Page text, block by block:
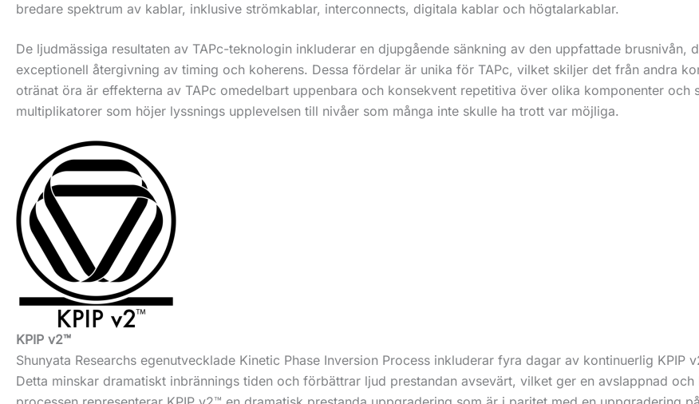
bredare spektrum av kablar, inklusive strömkablar, interconnects, digitala kablar och högtalarkablar.
De ljudmässiga resultaten av TAPc-teknologin inkluderar en djupgående sänkning av den uppfattade brusnivån,
exceptionell återgivning av timing och koherens. Dessa fördelar är unika för TAPc, vilket skiljer det från andra
otränat öra är effekterna av TAPc omedelbart uppenbara och konsekvent repetitiva över olika komponenter
multiplikatorer som höjer lyssnings upplevelsen till nivåer som många inte skulle ha trott var möjliga.
KPIP v2™
Shunyata Researchs egenutvecklade Kinetic Phase Inversion Process inkluderar fyra dagar av kontinuerlig
Detta minskar dramatiskt inbrännings tiden och förbättrar ljud prestandan avsevärt, vilket ger en avslappnad